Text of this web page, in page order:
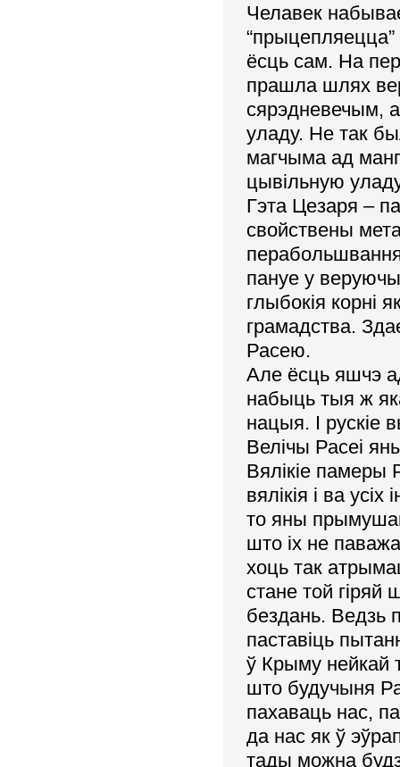
Челавек
ёсць сам. На
прашла шлях
сярэдневечым,
уладу. Не так
магчыма ад
цывільную
Гэта Цезаря –
свойствены
пануе у
глыбокія корні
грамадства.
Расею.
Але ёсць яшчэ
набыць тыя ж
нацыя. І рускіе
Велічы Расеі
Вялікіе памеры
вялікія і ва
то яны
што іх не
хоць так
стане той гіряй
бездань. Ведзь
паставіць
ў Крыму нейкай
што будучыня
пахаваць нас,
да нас як ў
тады можна